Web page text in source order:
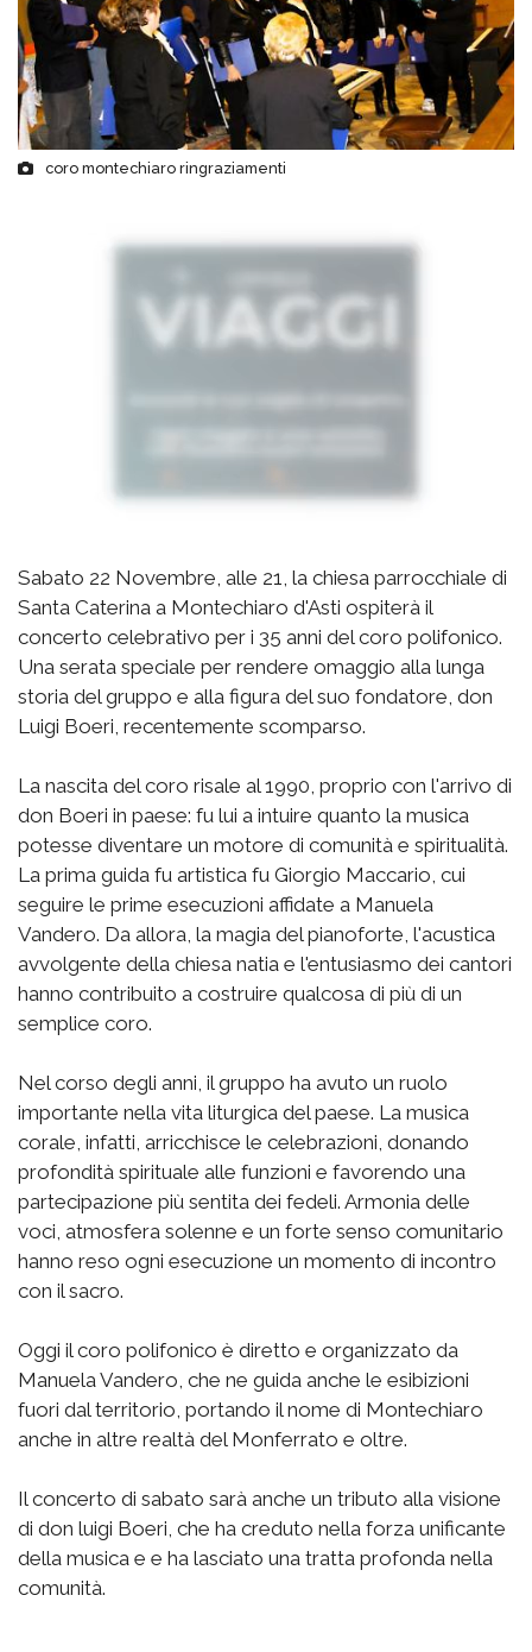
coro montechiaro ringraziamenti
Sabato 22 Novembre, alle 21, la chiesa parrocchiale di
Santa Caterina a Montechiaro d'Asti ospiterà il
concerto celebrativo per i 35 anni del coro polifonico.
Una serata speciale per rendere omaggio alla lunga
storia del gruppo e alla figura del suo fondatore, don
Luigi Boeri, recentemente scomparso.
La nascita del coro risale al 1990, proprio con l'arrivo di
don Boeri in paese: fu lui a intuire quanto la musica
potesse diventare un motore di comunità e spiritualità.
La prima guida fu artistica fu Giorgio Maccario, cui
seguire le prime esecuzioni affidate a Manuela
Vandero. Da allora, la magia del pianoforte, l'acustica
avvolgente della chiesa natia e l'entusiasmo dei cantori
hanno contribuito a costruire qualcosa di più di un
semplice coro.
Nel corso degli anni, il gruppo ha avuto un ruolo
importante nella vita liturgica del paese. La musica
corale, infatti, arricchisce le celebrazioni, donando
profondità spirituale alle funzioni e favorendo una
partecipazione più sentita dei fedeli. Armonia delle
voci, atmosfera solenne e un forte senso comunitario
hanno reso ogni esecuzione un momento di incontro
con il sacro.
Oggi il coro polifonico è diretto e organizzato da
Manuela Vandero, che ne guida anche le esibizioni
fuori dal territorio, portando il nome di Montechiaro
anche in altre realtà del Monferrato e oltre.
Il concerto di sabato sarà anche un tributo alla visione
di don luigi Boeri, che ha creduto nella forza unificante
della musica e e ha lasciato una tratta profonda nella
comunità.